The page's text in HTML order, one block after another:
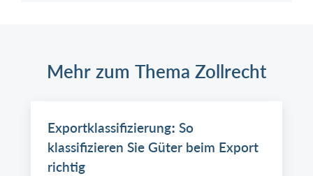
Mehr zum Thema Zollrecht
Exportklassifizierung: So
klassifizieren Sie Güter beim Export
richtig